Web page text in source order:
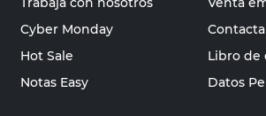
Cyber Monday
Hot Sale
Notas Easy
Libro de
Datos